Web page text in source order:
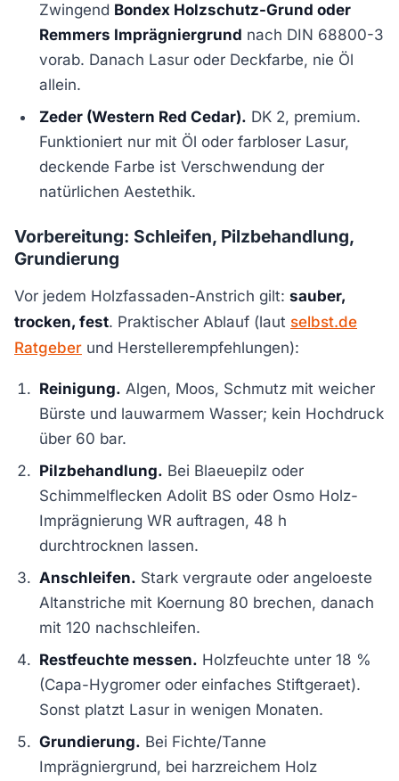
Zwingend Bondex Holzschutz-Grund oder
Remmers Imprägniergrund nach DIN 68800-3
vorab. Danach Lasur oder Deckfarbe, nie Öl
allein.
Zeder (Western Red Cedar). DK 2, premium.
Funktioniert nur mit Öl oder farbloser Lasur,
deckende Farbe ist Verschwendung der
natürlichen Aestethik.
Vorbereitung: Schleifen, Pilzbehandlung,
Grundierung
Vor jedem Holzfassaden-Anstrich gilt: sauber,
trocken, fest. Praktischer Ablauf (laut selbst.de
Ratgeber und Herstellerempfehlungen):
Reinigung. Algen, Moos, Schmutz mit weicher
Bürste und lauwarmem Wasser; kein Hochdruck
über 60 bar.
Pilzbehandlung. Bei Blaeuepilz oder
Schimmelflecken Adolit BS oder Osmo Holz-
Imprägnierung WR auftragen, 48 h
durchtrocknen lassen.
Anschleifen. Stark vergraute oder angeloeste
Altanstriche mit Koernung 80 brechen, danach
mit 120 nachschleifen.
Restfeuchte messen. Holzfeuchte unter 18 %
(Capa-Hygromer oder einfaches Stiftgeraet).
Sonst platzt Lasur in wenigen Monaten.
Grundierung. Bei Fichte/Tanne
Imprägniergrund, bei harzreichem Holz